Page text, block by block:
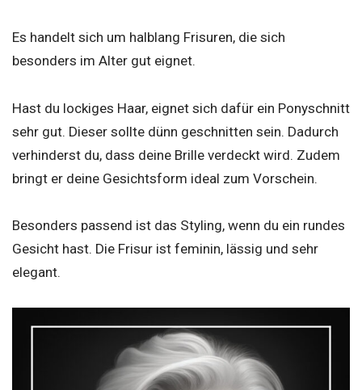
Es handelt sich um halblang Frisuren, die sich
besonders im Alter gut eignet.
Hast du lockiges Haar, eignet sich dafür ein Ponyschnitt
sehr gut. Dieser sollte dünn geschnitten sein. Dadurch
verhinderst du, dass deine Brille verdeckt wird. Zudem
bringt er deine Gesichtsform ideal zum Vorschein.
Besonders passend ist das Styling, wenn du ein rundes
Gesicht hast. Die Frisur ist feminin, lässig und sehr
elegant.